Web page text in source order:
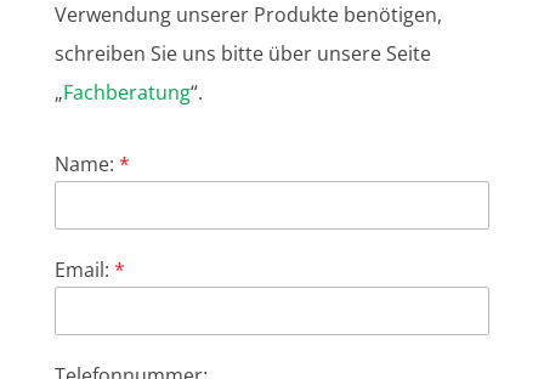
Verwendung unserer Produkte benötigen,
schreiben Sie uns bitte über unsere Seite
„Fachberatung“.
Name: *
Email: *